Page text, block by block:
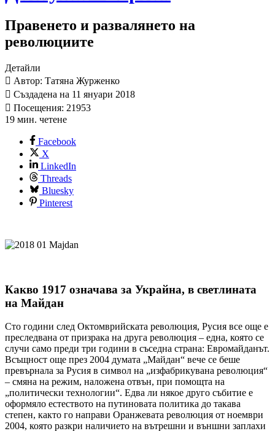
Правенето и развалянето на
революциите
Детайли
Автор: Татяна Журженко
Създадена на 11 януари 2018
Посещения: 21953
19 мин. четене
Facebook
X
LinkedIn
Threads
Bluesky
Pinterest
Какво 1917 означава за Украйна, в светлината
на Майдан
Сто години след Октомврийската революция, Русия все още е
преследвана от призрака на друга революция – една, която се
случи само преди три години в съседна страна: Евромайданът.
Всъщност още през 2004 думата „Майдан“ вече се беше
превърнала за Русия в символ на „изфабрикувана революция“
– смяна на режим, наложена отвън, при помощта на
„политически технологии“. Едва ли някое друго събитие е
оформяло естеството на путиновата политика до такава
степен, както го направи Оранжевата революция от ноември
2004, която разкри наличието на вътрешни и външни заплахи